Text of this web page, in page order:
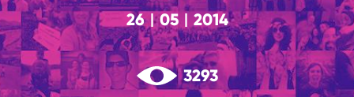
26 |05 2014
3293